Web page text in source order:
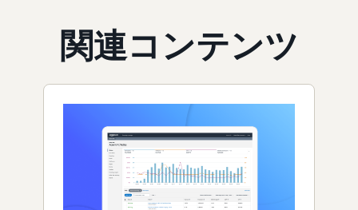
関連コンテンツ